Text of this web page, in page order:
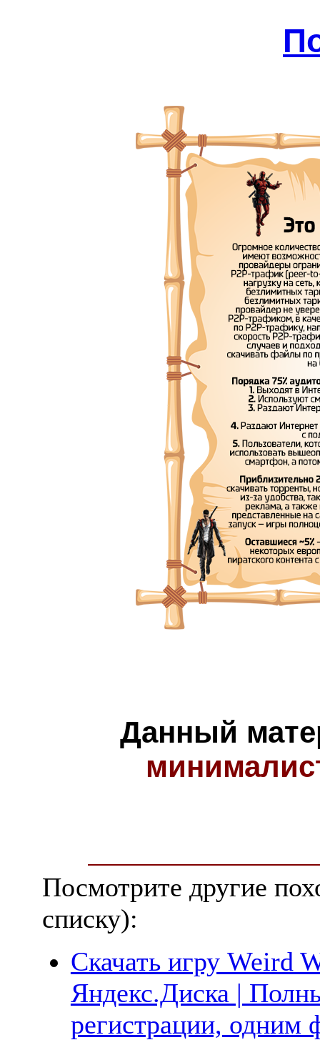
Данный
Посмотрите другие
списку):
Скачать игру Weird
Яндекс.Диска |
регистрации, одним